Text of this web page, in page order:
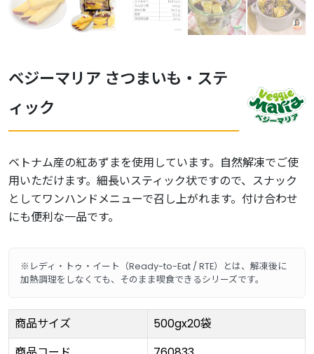
ベジーマリア さつまいも・ステ
ィック
ベトナム産の紅あずまを使用しています。自然解凍でご使
用いただけます。細長いスティック状ですので、スナック
としてワンハンドメニューで召し上がれます。付け合わせ
にも便利な一品です。
※レディ・トゥ・イート（Ready-to-Eat / RTE）とは、解凍後に
加熱調理をしなくても、そのまま喫食できるシリーズです。
商品サイズ
500gx20袋